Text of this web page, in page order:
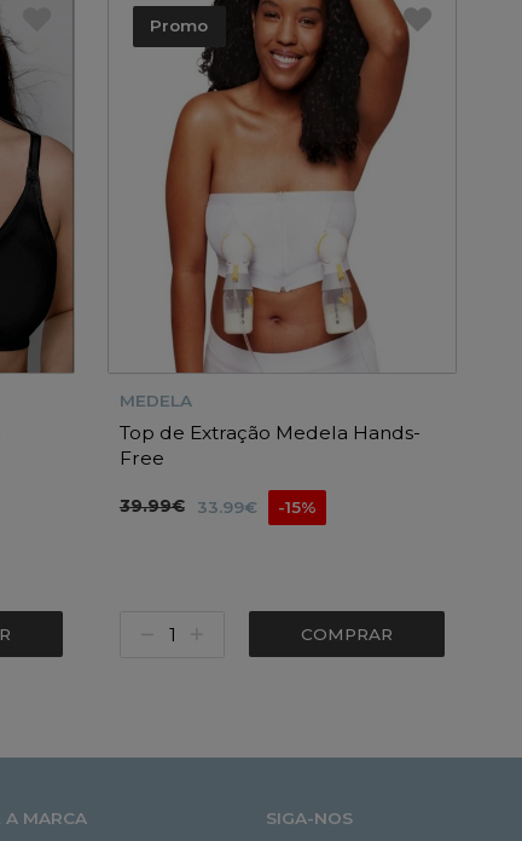
Promo
MEDELA
Top de Extração Medela Hands-
Free
39.99€ 33.99€ -15%
COMPRAR
A MARCA SIGA-NOS